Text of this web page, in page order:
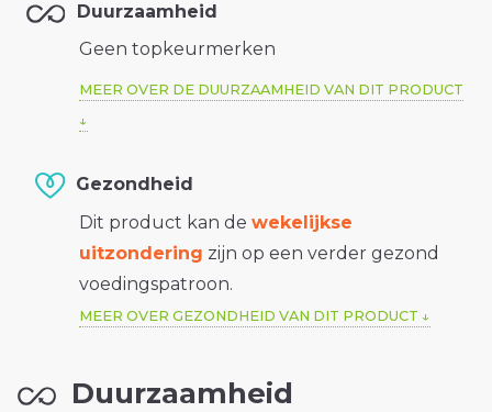
Duurzaamheid
Geen topkeurmerken
MEER OVER DE DUURZAAMHEID VAN DIT PRODUCT
Gezondheid
Dit product kan de wekelijkse
uitzondering zijn op een verder gezond
voedingspatroon.
MEER OVER GEZONDHEID VAN DIT PRODUCT
Duurzaamheid